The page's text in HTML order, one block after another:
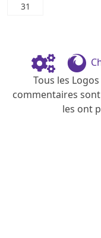
31
Tous les
commentaires
les ont